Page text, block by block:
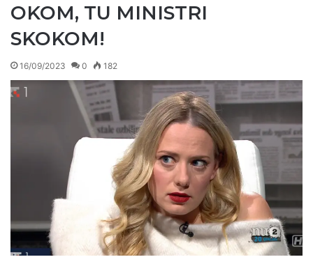
OKOM, TU MINISTRI
SKOKOM!
16/09/2023 0 182